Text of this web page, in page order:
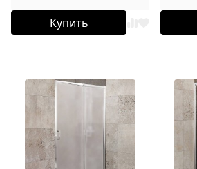
Купить